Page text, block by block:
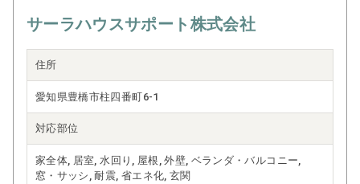
サーラハウスサポート株式会社
住所
愛知県豊橋市柱四番町6-1
対応部位
家全体, 居室, 水回り, 屋根, 外壁, ベランダ・バルコニー,
窓・サッシ, 耐震, 省エネ化, 玄関